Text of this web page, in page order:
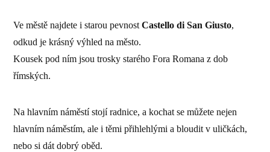
Ve městě najdete i starou pevnostCastello di San Giusto,
odkud je krásný výhled na město.
Kousek pod ním jsou trosky starého Fora Romana z dob
římských.
Na hlavním náměstí stojí radnice, a kochat se můžete nejen
hlavním náměstím, ale i těmi přihlehlými a bloudit v uličkách,
nebo si dát dobrý oběd.